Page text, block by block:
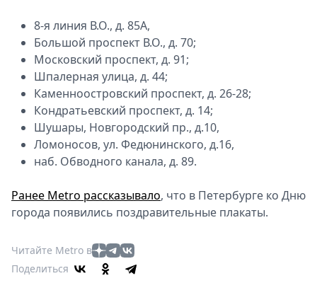
8-я линия В.О., д. 85А,
Большой проспект В.О., д. 70;
Московский проспект, д. 91;
Шпалерная улица, д. 44;
Каменноостровский проспект, д. 26-28;
Кондратьевский проспект, д. 14;
Шушары, Новгородский пр., д.10,
Ломоносов, ул. Федюнинского, д.16,
наб. Обводного канала, д. 89.
Ранее Metro рассказывало, что в Петербурге ко Дню
города появились поздравительные плакаты.
Читайте Metro в
Поделиться